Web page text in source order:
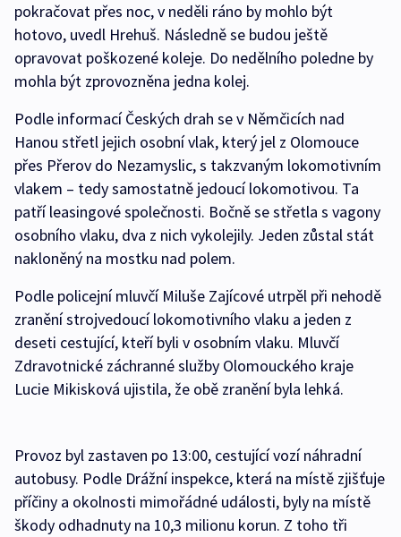
pokračovat přes noc, v neděli ráno by mohlo být
hotovo, uvedl Hrehuš. Následně se budou ještě
opravovat poškozené koleje. Do nedělního poledne by
mohla být zprovozněna jedna kolej.
Podle informací Českých drah se v Němčicích nad
Hanou střetl jejich osobní vlak, který jel z Olomouce
přes Přerov do Nezamyslic, s takzvaným lokomotivním
vlakem – tedy samostatně jedoucí lokomotivou. Ta
patří leasingové společnosti. Bočně se střetla s vagony
osobního vlaku, dva z nich vykolejily. Jeden zůstal stát
nakloněný na mostku nad polem.
Podle policejní mluvčí Miluše Zajícové utrpěl při nehodě
zranění strojvedoucí lokomotivního vlaku a jeden z
deseti cestující, kteří byli v osobním vlaku. Mluvčí
Zdravotnické záchranné služby Olomouckého kraje
Lucie Mikisková ujistila, že obě zranění byla lehká.
Provoz byl zastaven po 13:00, cestující vozí náhradní
autobusy. Podle Drážní inspekce, která na místě zjišťuje
příčiny a okolnosti mimořádné události, byly na místě
škody odhadnuty na 10,3 milionu korun. Z toho tři